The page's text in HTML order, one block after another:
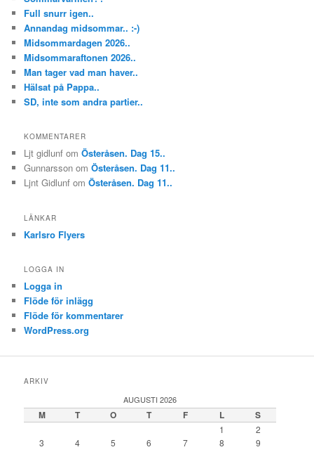
Full snurr igen..
Annandag midsommar.. :-)
Midsommardagen 2026..
Midsommaraftonen 2026..
Man tager vad man haver..
Hälsat på Pappa..
SD, inte som andra partier..
KOMMENTARER
Ljt gidlunf omÖsteråsen. Dag 15..
Gunnarsson omÖsteråsen. Dag 11..
Ljnt Gidlunf omÖsteråsen. Dag 11..
LÄNKAR
Karlsro Flyers
LOGGA IN
Logga in
Flöde för inlägg
Flöde för kommentarer
WordPress.org
ARKIV
AUGUSTI 2026
M T O T F L S
1
2
3
4 5 6 7 8
9